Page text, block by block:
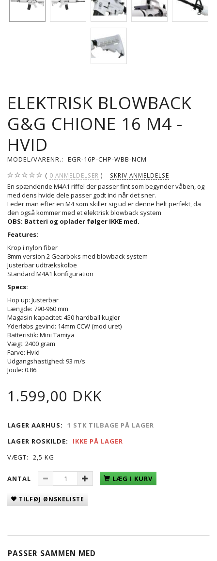
ELEKTRISK BLOWBACK
G&G CHIONE 16 M4 -
HVID
MODEL/VARENR.: EGR-16P-CHP-WBB-NCM
0 ANMELDELSER SKRIV ANMELDELSE
En spændende M4A1 riffel der passer fint som begynder våben, og
med dens hvide dele passer godt ind når det sner.
Leder man efter en M4 som skiller sig ud er denne helt perfekt, da
den også kommer med et elektrisk blowback system
OBS: Batteri og oplader følger IKKE med.
Features:
Krop i nylon fiber
8mm version 2 Gearboks med blowback system
Justerbar udtrækskolbe
Standard M4A1 konfiguration
Specs:
Hop up: Justerbar
Længde: 790-960mm
Magasin kapacitet: 450 hardball kugler
Yderløbs gevind: 14mm CCW (mod uret)
Batteristik: Mini Tamiya
Vægt: 2400 gram
Farve: Hvid
Udgangshastighed: 93 m/s
Joule: 0.86
1.599,00 DKK
LAGER AARHUS:
1 STK TILBAGE PÅ LAGER
LAGER ROSKILDE:
IKKE PÅ LAGER
VÆGT:
2,5 KG
ANTAL LÆG I KURV
TILFØJ ØNSKELISTE
PASSER SAMMEN MED